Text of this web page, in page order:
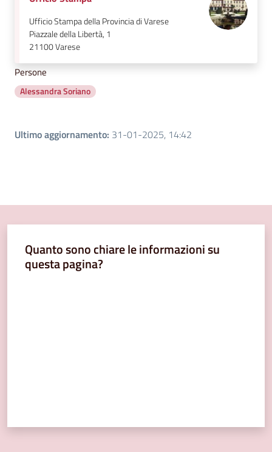
Ufficio Stampa della Provincia di Varese
Piazzale della Libertà, 1
21100Varese
Persone
Alessandra Soriano
Ultimo aggiornamento: 31-01-2025, 14:42
Quanto sono chiare le informazioni su
questa pagina?